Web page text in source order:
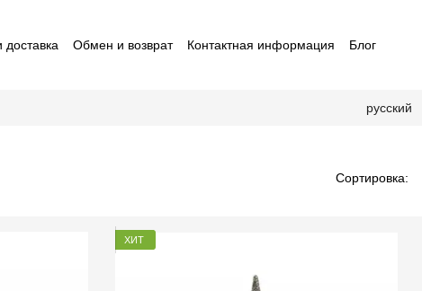
Обмен и возврат Контактная информация
Блог
русский
Сортировка:
ХИТ